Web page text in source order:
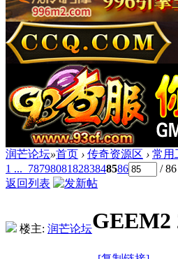
润芒论坛»首页 › 传奇资源区 › 常用
1 ... 787980818283848586 /
返回列表
楼主: 润芒论坛GEEM2